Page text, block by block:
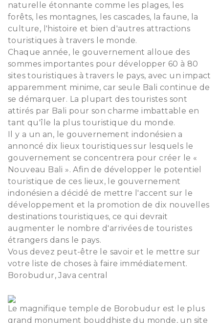
naturelle étonnante comme les plages, les
forêts, les montagnes, les cascades, la faune, la
culture, l'histoire et bien d'autres attractions
touristiques à travers le monde.
Chaque année, le gouvernement alloue des
sommes importantes pour développer 60 à 80
sites touristiques à travers le pays, avec un impact
apparemment minime, car seule Bali continue de
se démarquer. La plupart des touristes sont
attirés par Bali pour son charme imbattable en
tant qu'île la plus touristique du monde.
Il y a un an, le gouvernement indonésien a
annoncé dix lieux touristiques sur lesquels le
gouvernement se concentrera pour créer le «
Nouveau Bali ». Afin de développer le potentiel
touristique de ces lieux, le gouvernement
indonésien a décidé de mettre l'accent sur le
développement et la promotion de dix nouvelles
destinations touristiques, ce qui devrait
augmenter le nombre d'arrivées de touristes
étrangers dans le pays.
Vous devez peut-être le savoir et le mettre sur
votre liste de choses à faire immédiatement.
Borobudur, Java central
Le magnifique temple de Borobudur est le plus
grand monument bouddhiste du monde, un site